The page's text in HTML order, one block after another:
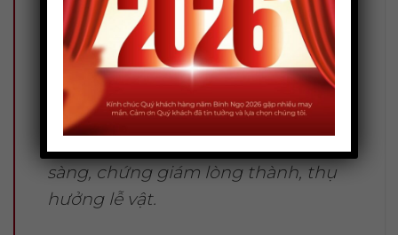
Chúng con kính mời:
Các cụ Tổ khảo, Tổ tỷ, các vị Hương
linh (họ): ……………………………… nội ngoại
hai bên, cúi xin thương xót con
sàng, chứng giám lòng thành, thụ
hưởng lễ vật.